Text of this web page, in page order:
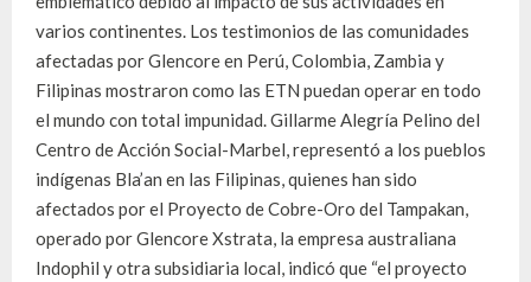
varios continentes. Los testimonios de las comunidades
afectadas por Glencore en Perú, Colombia, Zambia y
Filipinas mostraron como las ETN puedan operar en todo
el mundo con total impunidad. Gillarme Alegría Pelino del
Centro de Acción Social-Marbel, representó a los pueblos
indígenas Bla’an en las Filipinas, quienes han sido
afectados por el Proyecto de Cobre-Oro del Tampakan,
operado por Glencore Xstrata, la empresa australiana
Indophil y otra subsidiaria local, indicó que “el proyecto